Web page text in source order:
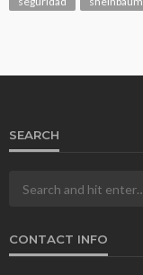
SEARCH
CONTACT INFO